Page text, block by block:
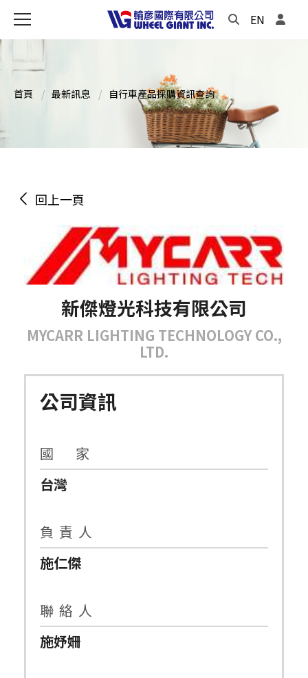
EN
首頁 最新訊息 自行車產品採購資訊查詢
回上一頁
新傑燈光科技有限公司
MYCARR LIGHTING TECHNOLOGY CO.,
LTD.
公司資訊
國 家
台灣
負 責 人
施仁傑
聯 絡 人
施妤姍